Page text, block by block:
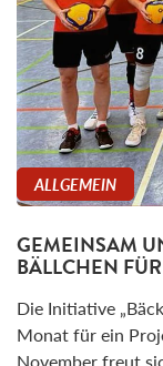
ALLGEMEIN
GEMEINSAM
BÄLLCHEN
Die Initiative
Monat für ein